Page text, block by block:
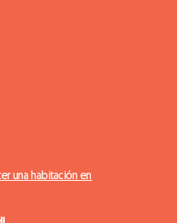
una habitación en